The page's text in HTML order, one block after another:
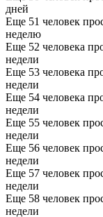
дней
Еще 51 человек
неделю
Еще 52 человека
недели
Еще 53 человека
недели
Еще 54 человека
недели
Еще 55 человек
недели
Еще 56 человек
недели
Еще 57 человек
недели
Еще 58 человек
недели